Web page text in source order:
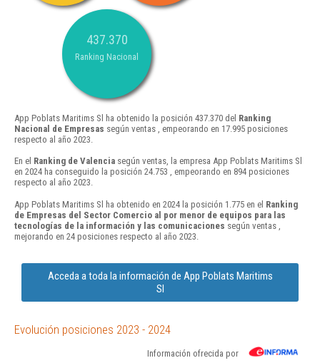
437.370
Ranking Nacional
App Poblats Maritims Sl ha obtenido la posición 437.370 del Ranking
Nacional de Empresas según ventas , empeorando en 17.995 posiciones
respecto al año 2023.
En el Ranking de Valencia según ventas, la empresa App Poblats Maritims Sl
en 2024 ha conseguido la posición 24.753 , empeorando en 894 posiciones
respecto al año 2023.
App Poblats Maritims Sl ha obtenido en 2024 la posición 1.775 en el Ranking
de Empresas del Sector Comercio al por menor de equipos para las
tecnologías de la información y las comunicaciones según ventas ,
mejorando en 24 posiciones respecto al año 2023.
Acceda a toda la información de App Poblats Maritims
Sl
Evolución posiciones 2023 - 2024
Información ofrecida por